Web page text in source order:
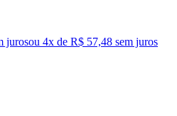
jurosou 4x de R$ 57,48 sem juros